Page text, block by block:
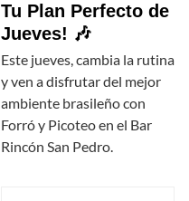
Tu Plan Perfecto de
Jueves! 🎶
Este jueves, cambia la rutina
y ven a disfrutar del mejor
ambiente brasileño con
Forró y Picoteo en el Bar
Rincón San Pedro.